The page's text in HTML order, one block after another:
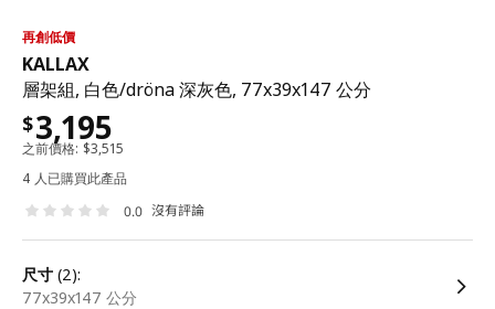
再創低價
KALLAX
層架組, 白色/dröna 深灰色, 77x39x147 公分
$3,195
之前價格: $3,515
4 人已購買此產品
0.0 沒有評論
尺寸 (2):
77x39x147 公分